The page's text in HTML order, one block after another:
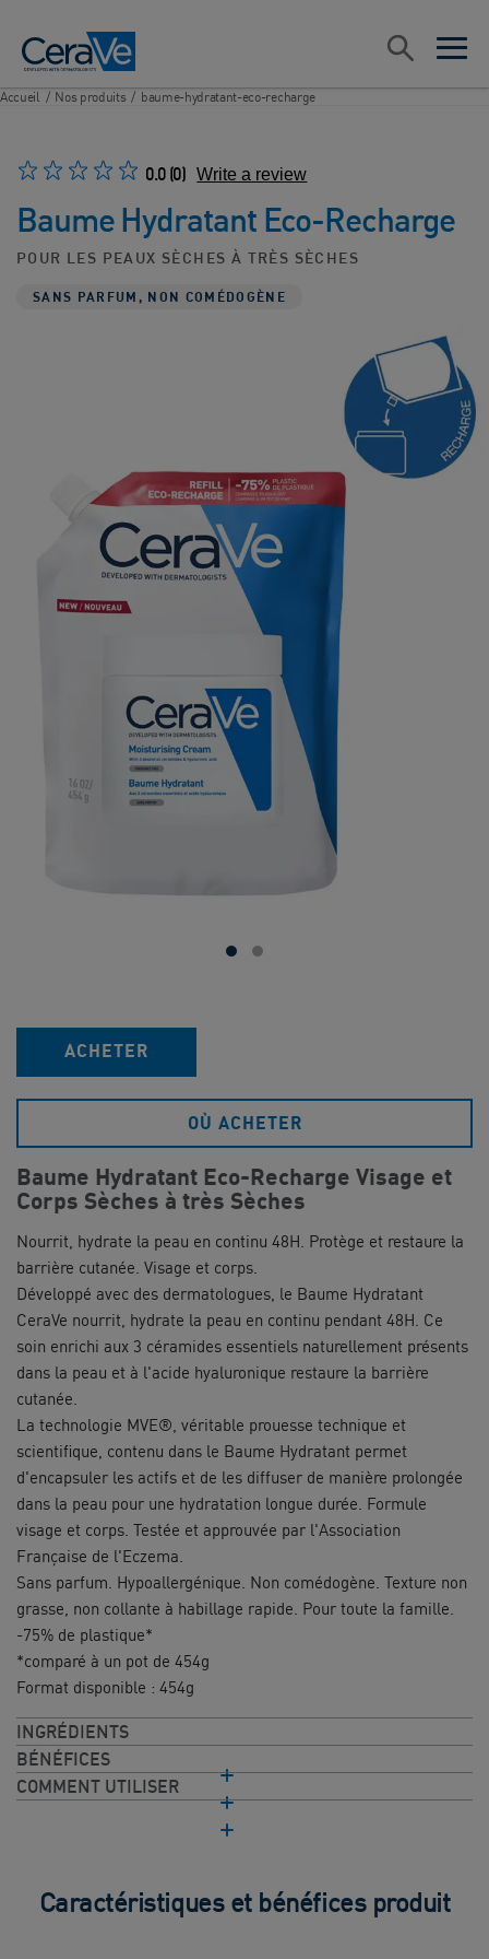
open
open
Rechercher
Accueil / Nos produits / baume-hydratant-eco-recharge
0.0 (0) Write a review
Baume Hydratant Eco-Recharge
POUR LES PEAUX SÈCHES À TRÈS SÈCHES
SANS PARFUM, NON COMÉDOGÈNE
Baume Hydratant Eco-Recharge Visage et
Corps Sèches à très Sèches
Nourrit, hydrate la peau en continu 48H. Protège et restaure la
barrière cutanée. Visage et corps.
Développé avec des dermatologues, le Baume Hydratant
CeraVe nourrit, hydrate la peau en continu pendant 48H. Ce
soin enrichi aux 3 céramides essentiels naturellement présents
dans la peau et à l'acide hyaluronique restaure la barrière
cutanée.
La technologie MVE®, véritable prouesse technique et
scientifique, contenu dans le Baume Hydratant permet
d'encapsuler les actifs et de les diffuser de manière prolongée
dans la peau pour une hydratation longue durée. Formule
visage et corps. Testée et approuvée par l'Association
Française de l'Eczema.
Sans parfum. Hypoallergénique. Non comédogène. Texture non
grasse, non collante à habillage rapide. Pour toute la famille.
-75% de plastique*
*comparé à un pot de 454g
Format disponible : 454g
ACHETER
OÙ ACHETER
INGRÉDIENTS
BÉNÉFICES
COMMENT UTILISER
Caractéristiques et bénéfices produit